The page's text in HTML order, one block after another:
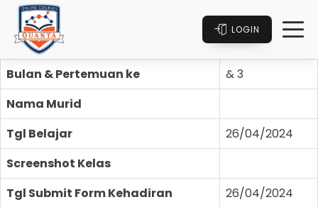
LOGIN
Bulan & Pertemuan ke
& 3
Nama Murid
Tgl Belajar
26/04/2024
Screenshot Kelas
Tgl Submit Form Kehadiran
26/04/2024